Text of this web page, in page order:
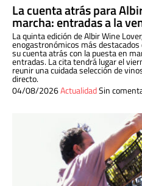
La cuenta atrás para
marcha: entradas a la
La quinta edición de Albir Wine
enogastronómicos más
su cuenta atrás con la puesta en
entradas. La cita tendrá lugar el
reunir una cuidada selección de
directo.
04/08/2026ActualidadSin